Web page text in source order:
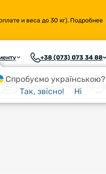
и веса до 30 кг). Подробнее
+38 (073) 073 34 88
Производители
Спробуємо українською?
Так, звісно!
Ні